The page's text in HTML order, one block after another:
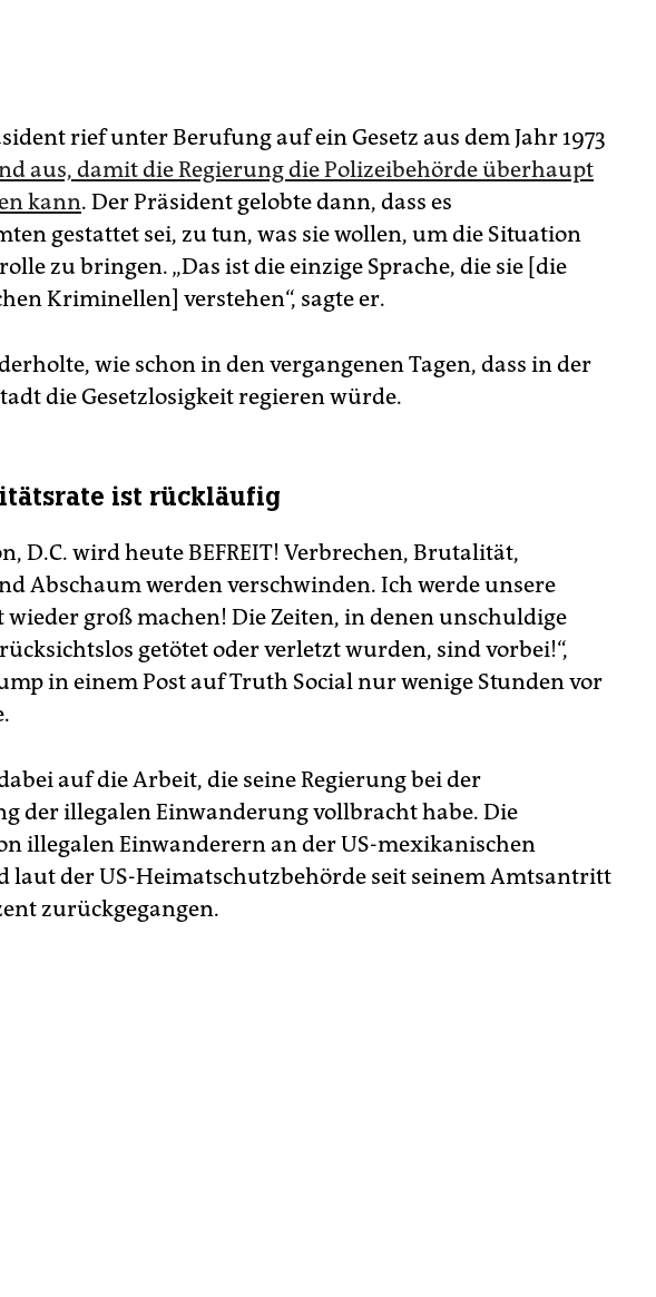
rief unter Berufung auf ein Gesetz aus dem Jahr 1973
aus, damit die Regierung die Polizeibehörde überhaupt
kann. Der Präsident gelobte dann, dass es
gestattet sei, zu tun, was sie wollen, um die Situation
zu bringen. „Das ist die einzige Sprache, die sie [die
Kriminellen] verstehen“, sagte er.
wie schon in den vergangenen Tagen, dass in der
die Gesetzlosigkeit regieren würde.
ist rückläufig
D.C. wird heute BEFREIT! Verbrechen, Brutalität,
Abschaum werden verschwinden. Ich werde unsere
groß machen! Die Zeiten, in denen unschuldige
getötet oder verletzt wurden, sind vorbei!“,
in einem Post auf Truth Social nur wenige Stunden vor
auf die Arbeit, die seine Regierung bei der
der illegalen Einwanderung vollbracht habe. Die
illegalen Einwanderern an der US-mexikanischen
laut der US-Heimatschutzbehörde seit seinem Amtsantritt
zurückgegangen.